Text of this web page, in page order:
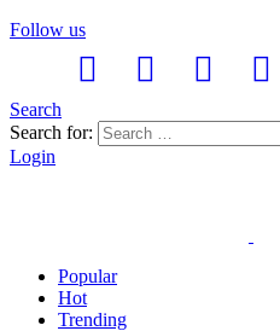
Follow us
Search
Search for:
Login
Popular
Hot
Trending